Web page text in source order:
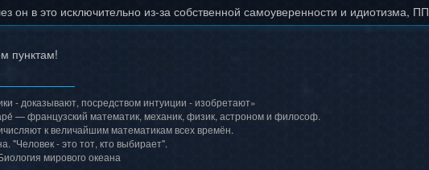
он в это исключительно из-за собственной самоуверенности и идиотизма,
пунктам!
- доказывают, посредством интуиции - изобретают»
— французский математик, механик, физик, астроном и философ.
к величайшим математикам всех времён.
"Человек - это тот, кто выбирает".
мирового океана